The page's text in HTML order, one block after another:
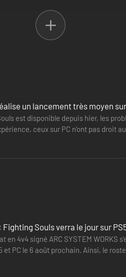
un lancement très moyen
est disponible depuis hier, les
ceux sur PC n'ont pas droit
Souls verra le jour sur
en 4v4 signé ARC SYSTEM
et PC le 6 août prochain. Ainsi, le